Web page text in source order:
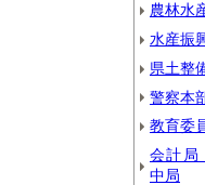
農林水
水産振
県土整
警察本
教育委
会計局
中局